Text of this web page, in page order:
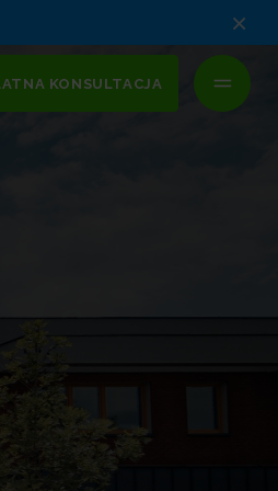
×
KONSULTACJA